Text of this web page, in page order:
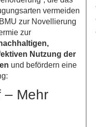
vermeiden
zur Novellierung
zur
Nutzung der
und befördern eine
– Mehr